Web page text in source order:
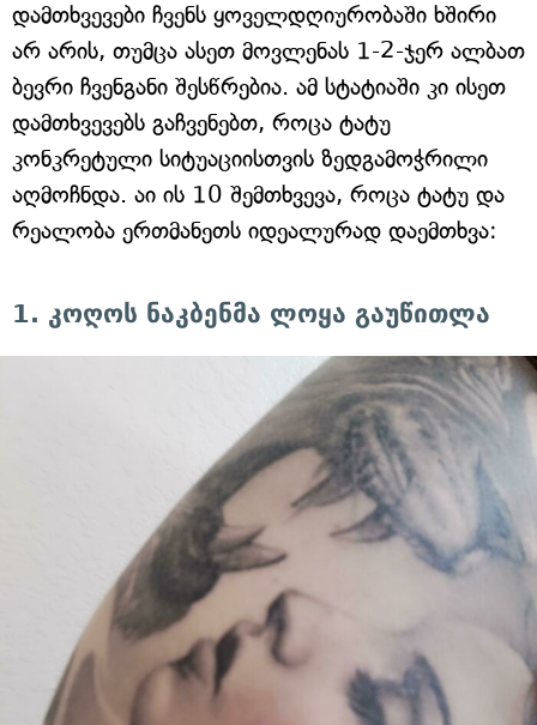
დამთხვევები ჩვენს ყოველდღიურობაში ხშირი
არ არის, თუმცა ასეთ მოვლენას 1-2-ჯერ ალბათ
ბევრი ჩვენგანი შესწრებია. ამ სტატიაში კი ისეთ
დამთხვევებს გაჩვენებთ, როცა ტატუ
კონკრეტული სიტუაციისთვის ზედგამოჭრილი
აღმოჩნდა. აი ის 10 შემთხვევა, როცა ტატუ და
რეალობა ერთმანეთს იდეალურად დაემთხვა:
1. კოღოს ნაკბენმა ლოყა გაუწითლა